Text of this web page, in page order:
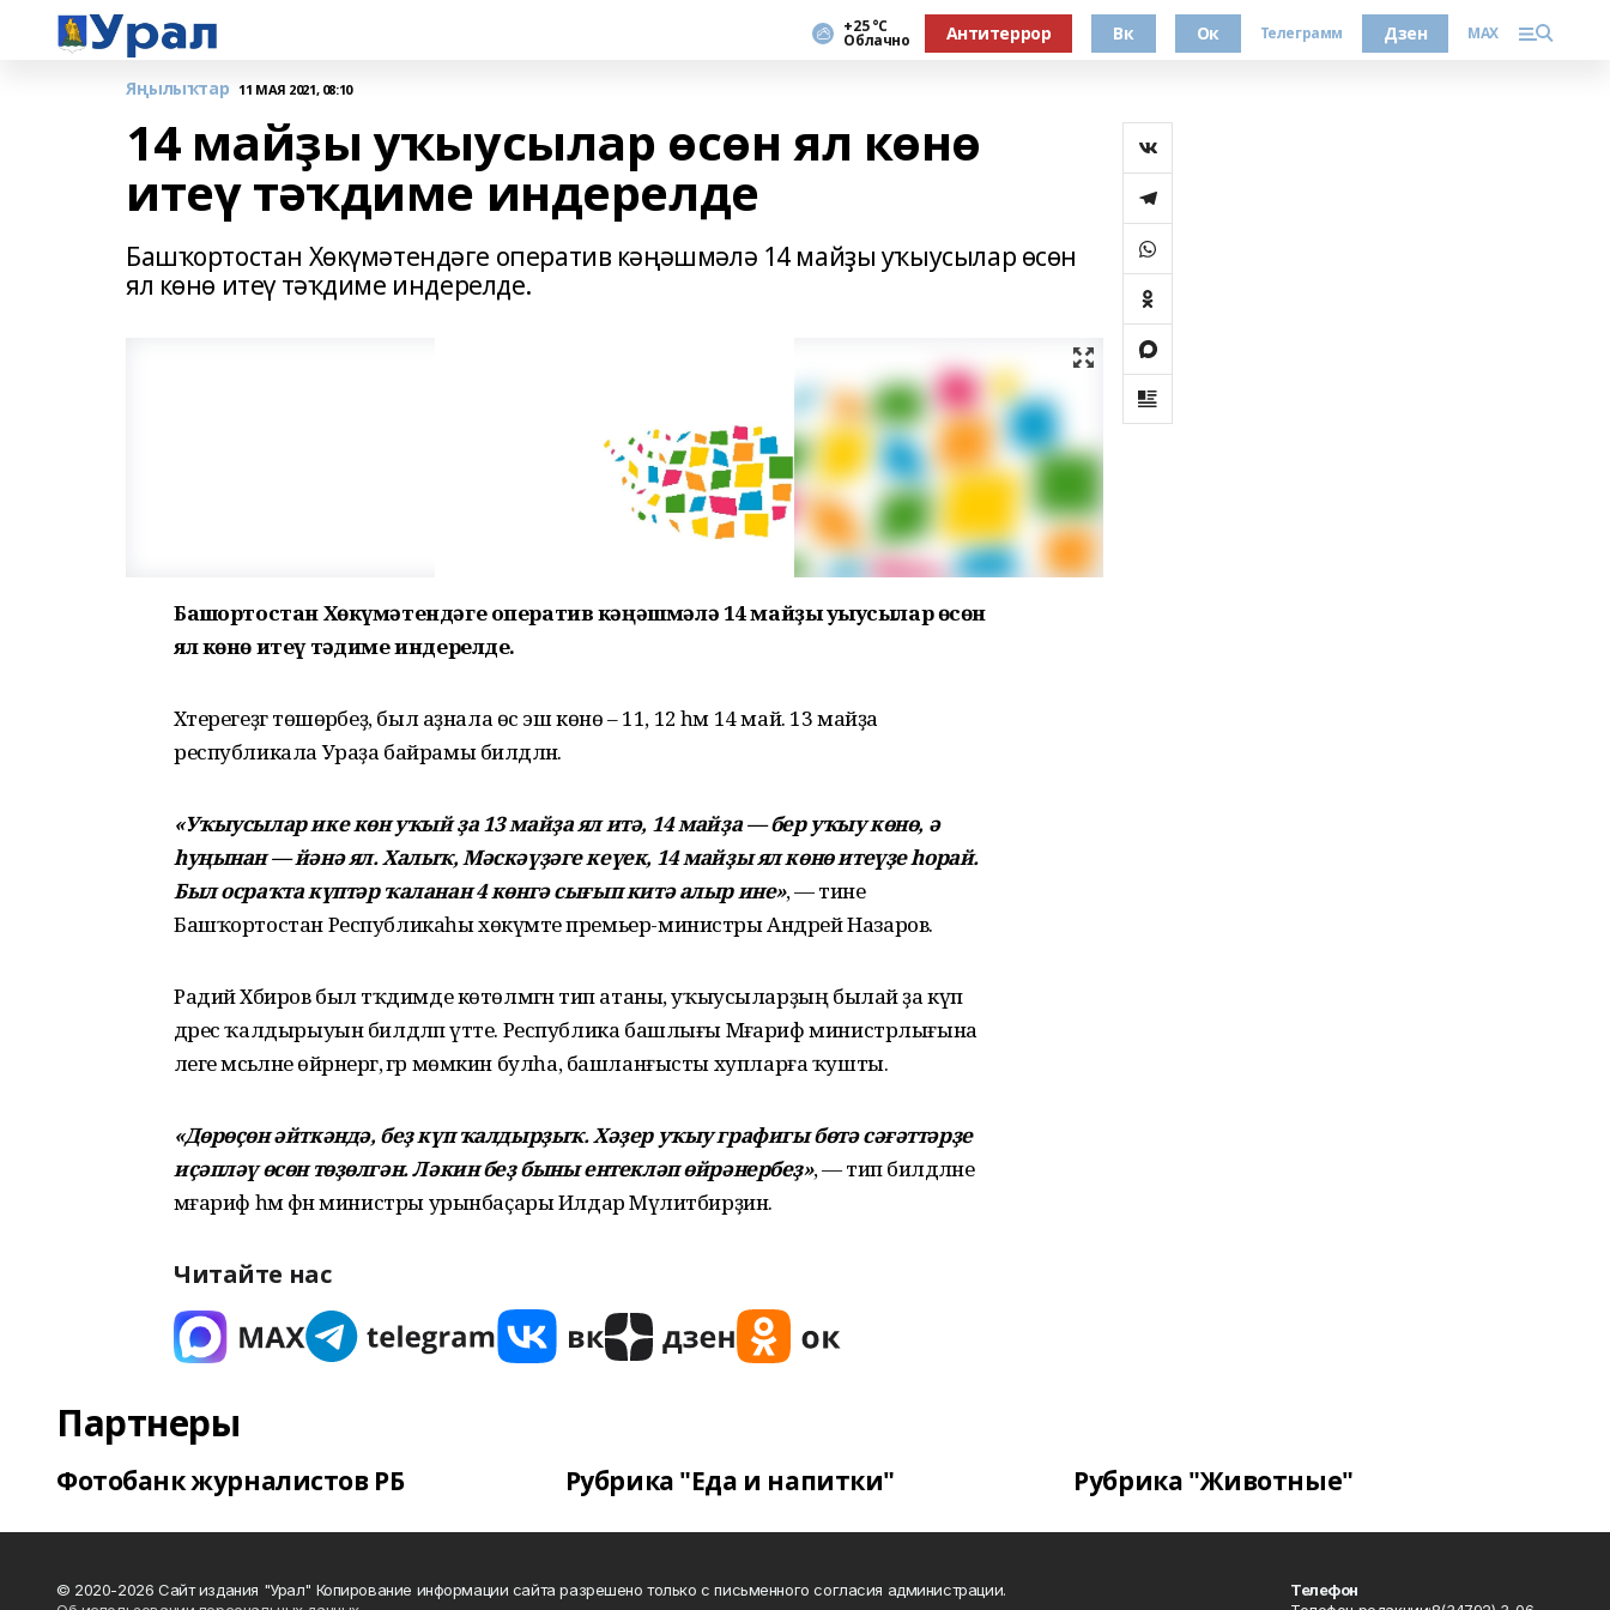
+25 °С
Облачно Антитеррор Вк Ок Телеграмм Дзен MAX
Яңылыҡтар 11 МАЯ 2021, 08:10
14 майҙы уҡыусылар өсөн ял көнө
итеү тәҡдиме индерелде
Башҡортостан Хөкүмәтендәге оператив кәңәшмәлә 14 майҙы уҡыусылар өсөн
ял көнө итеү тәҡдиме индерелде.
Башҡортостан Хөкүмәтендәге оператив кәңәшмәлә 14 майҙы уҡыусылар өсөн
ял көнө итеү тәҡдиме индерелде.
Хәтерегеҙгә төшөрәбеҙ, был аҙнала өс эш көнө – 11, 12 һәм 14 май. 13 майҙа
республикала Ураҙа байрамы билдәләнә.
«Уҡыусылар ике көн уҡый ҙа 13 майҙа ял итә, 14 майҙа — бер уҡыу көнө, ә
һуңынан — йәнә ял. Халыҡ, Мәскәүҙәге кеүек, 14 майҙы ял көнө итеүҙе һорай.
Был осраҡта күптәр ҡаланан 4 көнгә сығып китә алыр ине», — тине
Башҡортостан Республикаһы хөкүмәте премьер-министры Андрей Назаров.
Радий Хәбиров был тәҡдимде көтөлмәгән тип атаны, уҡыусыларҙың былай ҙа күп
дәрес ҡалдырыуын билдәләп үтте. Республика башлығы Мәғариф министрлығына
әлеге мәсьәләне өйрәнергә, әгәр мөмкин булһа, башланғысты хупларға ҡушты.
«Дөрөҫөн әйткәндә, беҙ күп ҡалдырҙыҡ. Хәҙер уҡыу графигы бөтә сәғәттәрҙе
иҫәпләү өсөн төҙөлгән. Ләкин беҙ быны ентекләп өйрәнербеҙ», — тип билдәләне
мәғариф һәм фән министры урынбаҫары Илдар Мәүлитбирҙин.
Читайте нас
Партнеры
Фотобанк журналистов РБ Рубрика "Еда и напитки" Рубрика "Животные"
© 2020-2026 Сайт издания "Урал" Копирование информации сайта разрешено только с письменного согласия администрации.
Телефон